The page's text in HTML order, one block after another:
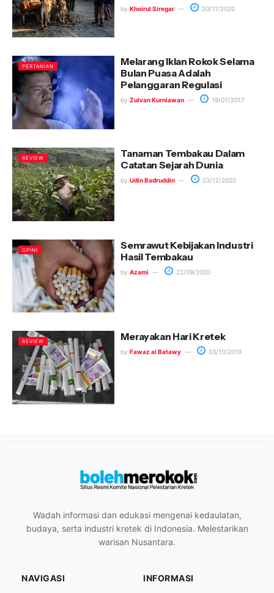
by Khoirul Siregar 20/11/2020
PERTANIAN
Melarang Iklan Rokok Selama
Bulan Puasa Adalah
Pelanggaran Regulasi
by Zulvan Kurniawan 19/07/2017
REVIEW
Tanaman Tembakau Dalam
Catatan Sejarah Dunia
by Udin Badruddin 23/12/2020
OPINI
Semrawut Kebijakan Industri
Hasil Tembakau
by Azami 22/09/2020
REVIEW Merayakan Hari Kretek
by Fawaz al Batawy 03/10/2019
Wadah informasi dan edukasi mengenai kedaulatan,
budaya, serta industri kretek di Indonesia. Melestarikan
warisan Nusantara.
NAVIGASI INFORMASI